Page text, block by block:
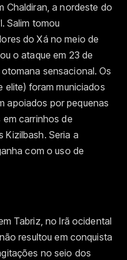
Chaldiran, a nordeste do
Salim tomou
do Xá no meio de
o ataque em 23 de
sensacional. Os
elite) foram municiados
apoiados por pequenas
carrinhos de
Kizilbash. Seria a
com o uso de
Tabriz, no Irã ocidental
resultou em conquista
no seio dos